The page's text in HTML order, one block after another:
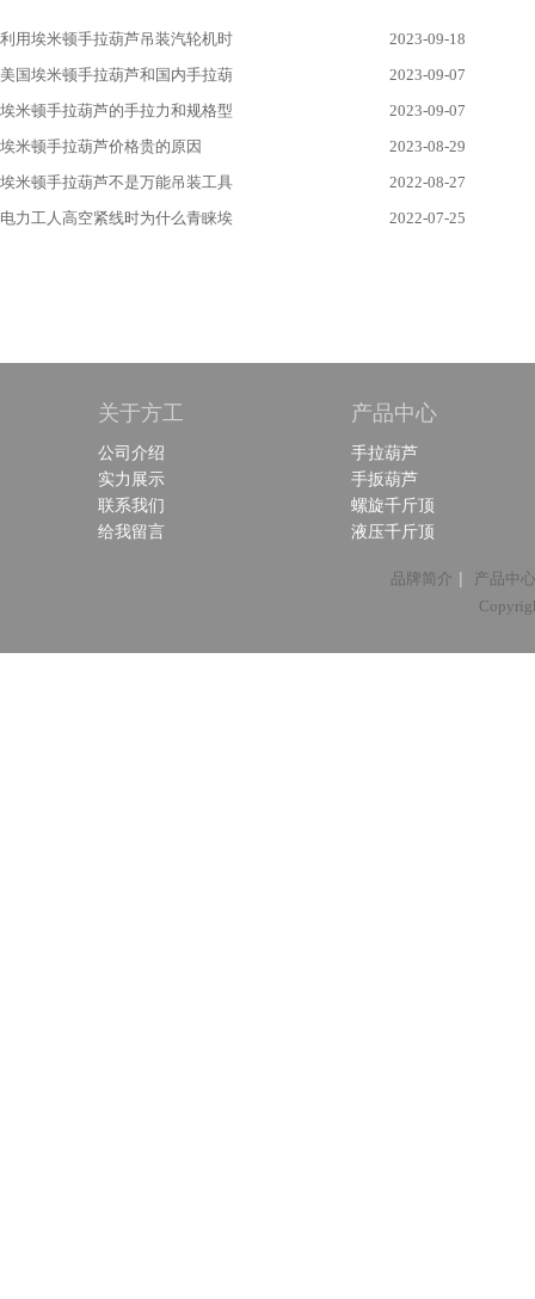
利用埃米顿手拉葫芦吊装汽轮机时
2023-09-18
美国埃米顿手拉葫芦和国内手拉葫
2023-09-07
埃米顿手拉葫芦的手拉力和规格型
2023-09-07
埃米顿手拉葫芦价格贵的原因
2023-08-29
埃米顿手拉葫芦不是万能吊装工具
2022-08-27
电力工人高空紧线时为什么青睐埃
2022-07-25
关于方工
公司介绍
实力展示
联系我们
给我留言
产品中心
手拉葫芦
手扳葫芦
螺旋千斤顶
液压千斤顶
品牌简介 |
产品中心